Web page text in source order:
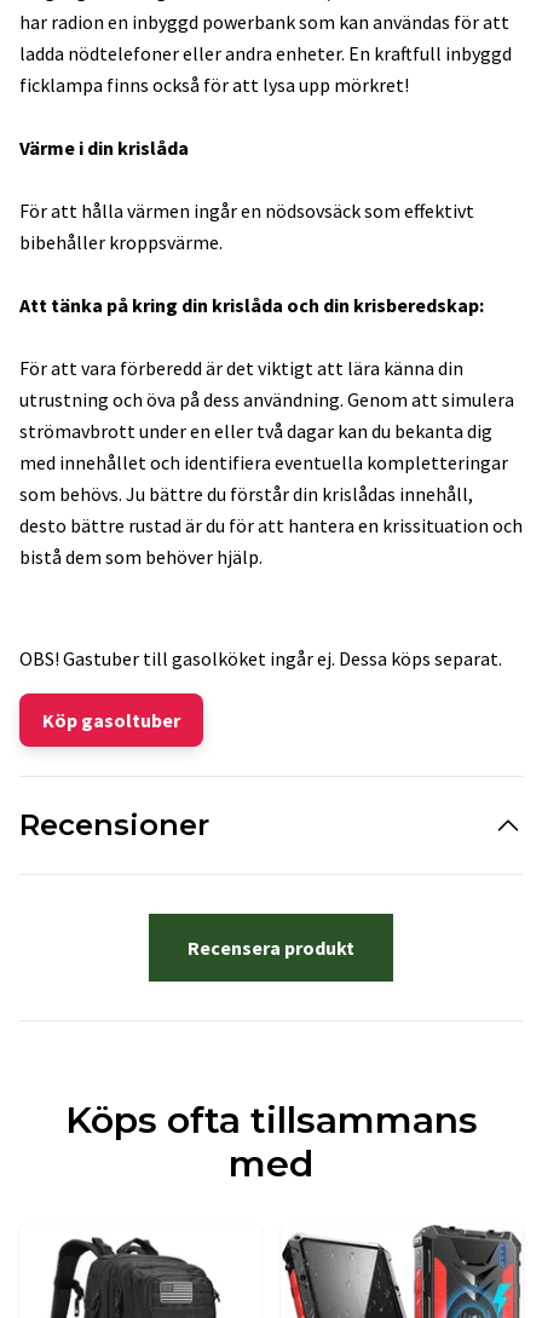
har radion en inbyggd powerbank som kan användas för att
ladda nödtelefoner eller andra enheter. En kraftfull inbyggd
ficklampa finns också för att lysa upp mörkret!
Värme i din krislåda
För att hålla värmen ingår en nödsovsäck som effektivt
bibehåller kroppsvärme.
Att tänka på kring din krislåda och din krisberedskap:
För att vara förberedd är det viktigt att lära känna din
utrustning och öva på dess användning. Genom att simulera
strömavbrott under en eller två dagar kan du bekanta dig
med innehållet och identifiera eventuella kompletteringar
som behövs. Ju bättre du förstår din krislådas innehåll,
desto bättre rustad är du för att hantera en krissituation och
bistå dem som behöver hjälp.
OBS! Gastuber till gasolköket ingår ej. Dessa köps separat.
Köp gasoltuber
Recensioner
Recensera produkt
Köps ofta tillsammans
med